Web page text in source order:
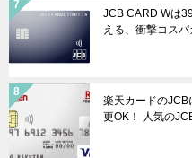
JCB CARD Wは
える、衝撃コスパ
楽天カードのJCB
更OK！ 人気の